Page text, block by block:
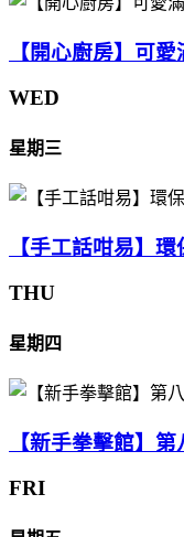
【開心廚房】可
WED
星期三
【手工話咁易】
THU
星期四
【新手拳擊館】
FRI